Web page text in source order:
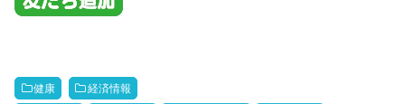
健康 経済情報